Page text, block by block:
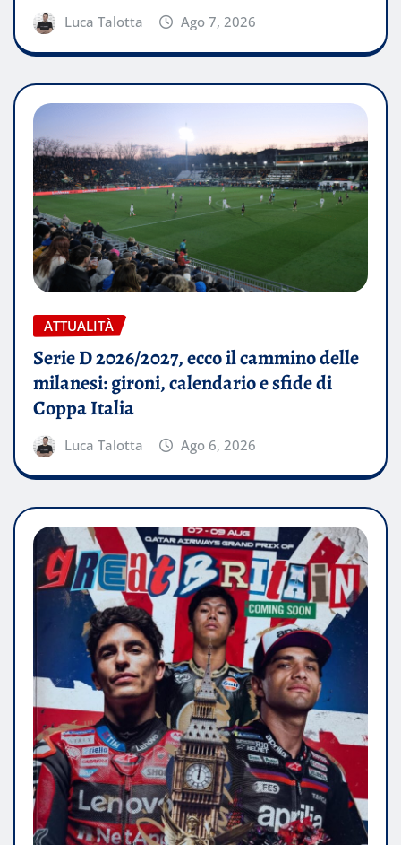
Luca Talotta Ago 7, 2026
ATTUALITÀ
Serie D 2026/2027, ecco il cammino delle
milanesi: gironi, calendario e sfide di
Coppa Italia
Luca Talotta Ago 6, 2026